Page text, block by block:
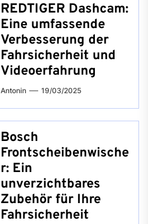
REDTIGER Dashcam:
Eine umfassende
Verbesserung der
Fahrsicherheit und
Videoerfahrung
Antonin 19/03/2025
Bosch
Frontscheibenwische
r: Ein
unverzichtbares
Zubehör für Ihre
Fahrsicherheit